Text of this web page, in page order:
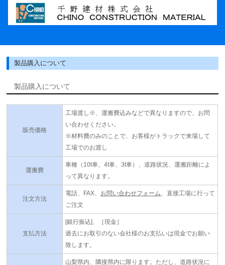
製品購入について
製品購入について
販売価格
工場渡し※、運搬費込みなどで異なりますので、お問
い合わせください。
※材料費のみのことで、お客様がトラックで来場して
工場でのお渡し
運搬費
車種（10t車、4t車、3t車）、道路状況、運搬距離によ
って異なります。
注文方法
電話、FAX、 お問い合わせフォーム、直接工場に行って
ご注文
支払方法
[銀行振込]、［現金］
過去にお取引のない会社様のお支払いは現金でお願い
致します。
山梨県内、隣接県内に限ります。ただし、道路状況に